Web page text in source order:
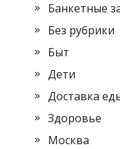
Банкетные
Без рубрики
Быт
Дети
Доставка
Здоровье
Москва